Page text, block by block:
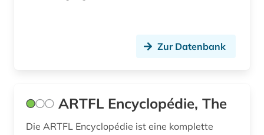
frankreich zeitung (1)
Zur Datenbank
ARTFL Encyclopédie, The
Die ARTFL Encyclopédie ist eine komplette